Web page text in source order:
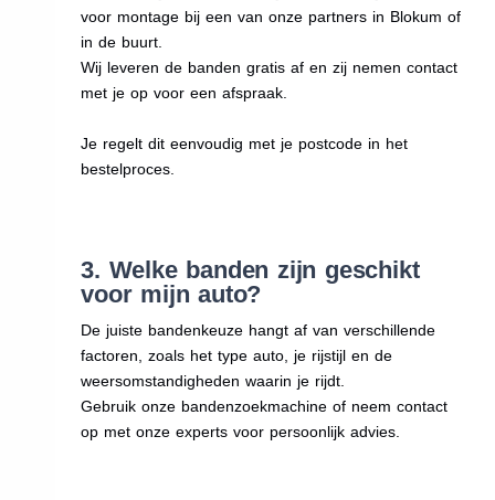
voor montage bij een van onze partners in Blokum of
in de buurt.
Wij leveren de banden gratis af en zij nemen contact
met je op voor een afspraak.
Je regelt dit eenvoudig met je postcode in het
bestelproces.
3. Welke banden zijn geschikt
voor mijn auto?
De juiste bandenkeuze hangt af van verschillende
factoren, zoals het type auto, je rijstijl en de
weersomstandigheden waarin je rijdt.
Gebruik onze bandenzoekmachine of neem contact
op met onze experts voor persoonlijk advies.